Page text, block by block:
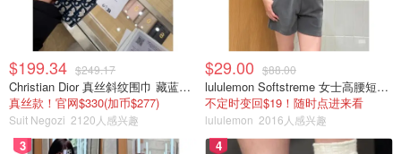
市算是德州发展很迅速的石油城市，但真正到了之后总觉得
自己回到了20-30年代，美国工业最繁荣的年代。期间来吃
饭的多为本地的蓝领工人，戴着橙色的帽子喝着啤酒吃着
Burger开着玩笑，似乎一瞬间我就能理解工业带上那些受全
球化冲击的工人的心态了。
$199.34 $249.17
Christian Dior 真丝斜纹围巾 藏蓝米色
真丝款！官网$330(加币$277)
Suit Negozi 2120人感兴趣
$29.00 $88.00
lululemon Softstreme 女士高腰短裤 10cm
不定时变回$19！随时点进来看
lululemon 2016人感兴趣
3 4